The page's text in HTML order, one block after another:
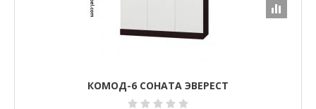
КОМОД-6 СОНАТА ЭВЕРЕСТ